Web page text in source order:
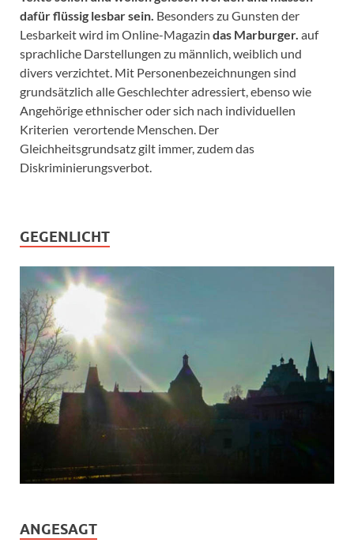
dafür flüssig lesbar sein. Besonders zu Gunsten der
Lesbarkeit wird im Online-Magazin das Marburger. auf
sprachliche Darstellungen zu männlich, weiblich und
divers verzichtet. Mit Personenbezeichnungen sind
grundsätzlich alle Geschlechter adressiert, ebenso wie
Angehörige ethnischer oder sich nach individuellen
Kriterien verortende Menschen. Der
Gleichheitsgrundsatz gilt immer, zudem das
Diskriminierungsverbot.
GEGENLICHT
ANGESAGT